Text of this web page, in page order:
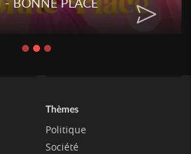
Thèmes
Politique
Société